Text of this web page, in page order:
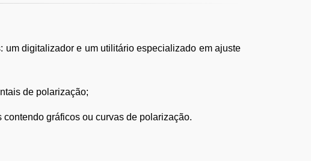
digitalizador e um utilitário especializado em ajuste
de polarização;
gráficos ou curvas de polarização.